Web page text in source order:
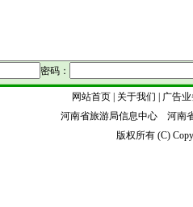
密码：
网站首页 | 关于我们 | 广告
河南省旅游局信息中心 河
版权所有 (C)